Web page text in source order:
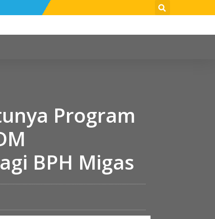
Program
BPH Migas